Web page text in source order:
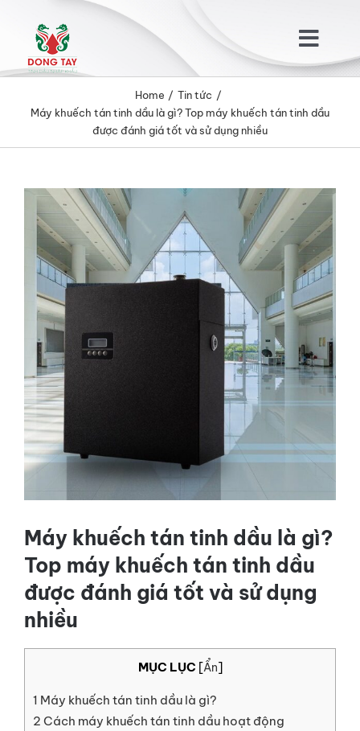
content
SẢN PHẨM
KHÁCH HÀNG
TIN TỨC
LIÊN HỆ
GỌI NGAY
Home
Tin tức
Máy khuếch tán tinh dầu là gì? Top máy khuếch tán tinh dầu
được đánh giá tốt và sử dụng nhiều
View
Larger
Image
Máy khuếch tán tinh dầu là gì?
Top máy khuếch tán tinh dầu
được đánh giá tốt và sử dụng
nhiều
MỤC LỤC [Ẩn]
1 Máy khuếch tán tinh dầu là gì?
2 Cách máy khuếch tán tinh dầu hoạt động